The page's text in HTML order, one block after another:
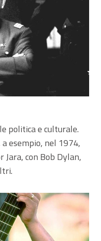
politica e culturale.
esempio, nel 1974,
Jara, con Bob Dylan,